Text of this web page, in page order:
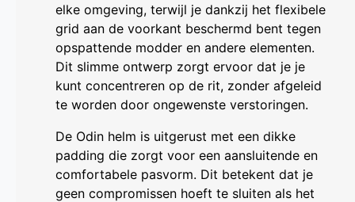
elke omgeving, terwijl je dankzij het flexibele
grid aan de voorkant beschermd bent tegen
opspattende modder en andere elementen.
Dit slimme ontwerp zorgt ervoor dat je je
kunt concentreren op de rit, zonder afgeleid
te worden door ongewenste verstoringen.
De Odin helm is uitgerust met een dikke
padding die zorgt voor een aansluitende en
comfortabele pasvorm. Dit betekent dat je
geen compromissen hoeft te sluiten als het